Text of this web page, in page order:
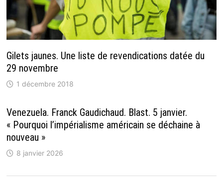
Gilets jaunes. Une liste de revendications datée du
29 novembre
1 décembre 2018
Venezuela. Franck Gaudichaud. Blast. 5 janvier.
« Pourquoi l’impérialisme américain se déchaine à
nouveau »
8 janvier 2026